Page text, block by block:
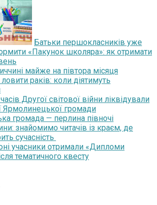
Батьки першокласників уже
«Пакунок школяра»: як отримати
майже на півтора місяця
раків: коли діятимуть
Другої світової війни ліквідували
Ярмолинецької громади
громада — перлина півночі
знайомимо читачів із краєм, де
сучасність
учасники отримали «Дипломи
тематичного квесту